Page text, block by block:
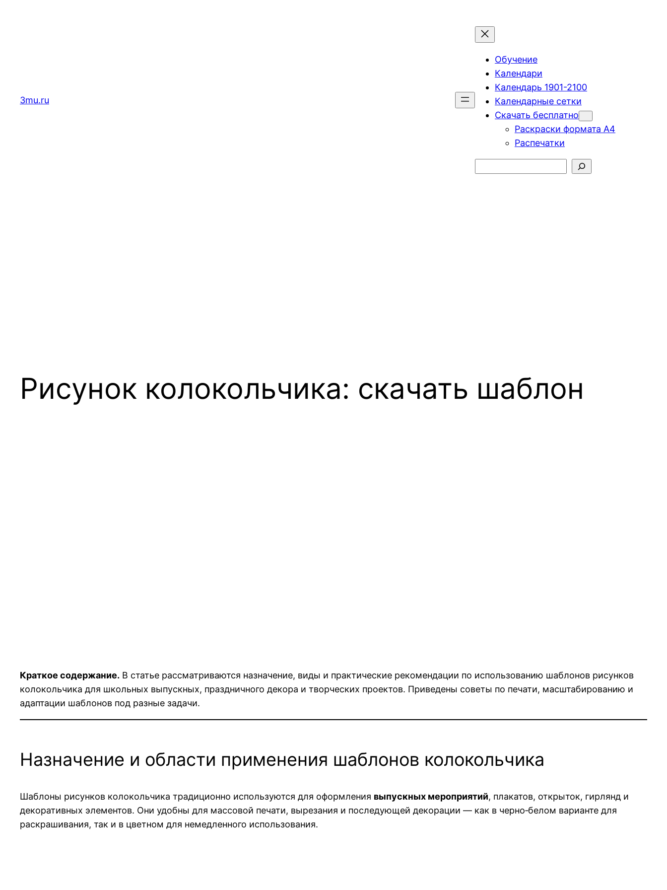
3mu.ru
Обучение
Календари
Календарь 1901-2100
Календарные сетки
Скачать бесплатно
Раскраски формата А4
Распечатки
Рисунок колокольчика: скачать шаблон
Краткое содержание. В статье рассматриваются назначение, виды и практические рекомендации по использованию шаблонов рисунков
колокольчика для школьных выпускных, праздничного декора и творческих проектов. Приведены советы по печати, масштабированию и
адаптации шаблонов под разные задачи.
Назначение и области применения шаблонов колокольчика
Шаблоны рисунков колокольчика традиционно используются для оформления выпускных мероприятий, плакатов, открыток, гирлянд и
декоративных элементов. Они удобны для массовой печати, вырезания и последующей декорации — как в черно‑белом варианте для
раскрашивания, так и в цветном для немедленного использования.